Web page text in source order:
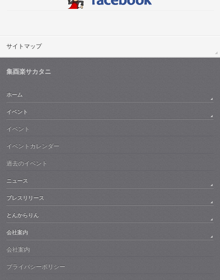
サイトマップ
集酉楽サカタニ
ホーム
イベント
イベント
イベントカレンダー
過去のイベント
ニュース
プレスリリース
とんからりん
会社案内
会社案内
プライバシーポリシー